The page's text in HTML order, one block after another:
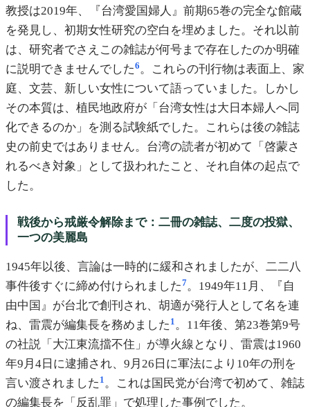
教授は2019年、『台湾愛国婦人』前期65巻の完全な館蔵
を発見し、初期女性研究の空白を埋めました。それ以前
は、研究者でさえこの雑誌が何号まで存在したのか明確
に説明できませんでした6。これらの刊行物は表面上、家
庭、文芸、新しい女性について語っていました。しかし
その本質は、植民地政府が「台湾女性は大日本婦人へ同
化できるのか」を測る試験紙でした。これらは後の雑誌
史の前史ではありません。台湾の読者が初めて「啓蒙さ
れるべき対象」として扱われたこと、それ自体の起点で
した。
戦後から戒厳令解除まで：二冊の雑誌、二度の投獄、
一つの美麗島
1945年以後、言論は一時的に緩和されましたが、二二八
事件後すぐに締め付けられました7。1949年11月、『自
由中国』が台北で創刊され、胡適が発行人として名を連
ね、雷震が編集長を務めました 1 。11年後、第23巻第9号
の社説「大江東流擋不住」が導火線となり、雷震は1960
年9月4日に逮捕され、9月26日に軍法により10年の刑を
言い渡されました 1 。これは国民党が台湾で初めて、雑誌
の編集長を「反乱罪」で処理した事例でした。